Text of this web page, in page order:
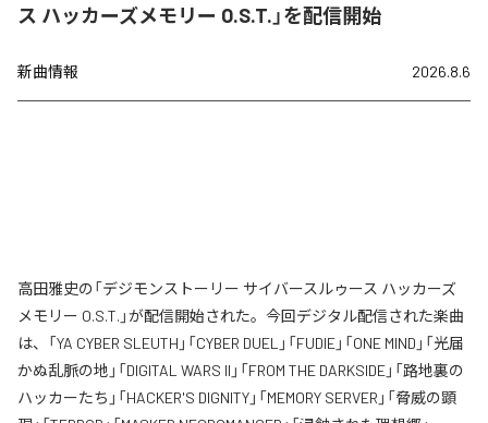
ス ハッカーズメモリー O.S.T.」を配信開始
新曲情報 2026.8.6
高田雅史の「デジモンストーリー サイバースルゥース ハッカーズ
メモリー O.S.T.」が配信開始された。今回デジタル配信された楽曲
は、「YA CYBER SLEUTH」「CYBER DUEL」「FUDIE」「ONE MIND」「光届
かぬ乱脈の地」「DIGITAL WARS II」「FROM THE DARKSIDE」「路地裏の
ハッカーたち」「HACKER'S DIGNITY」「MEMORY SERVER」「脅威の顕